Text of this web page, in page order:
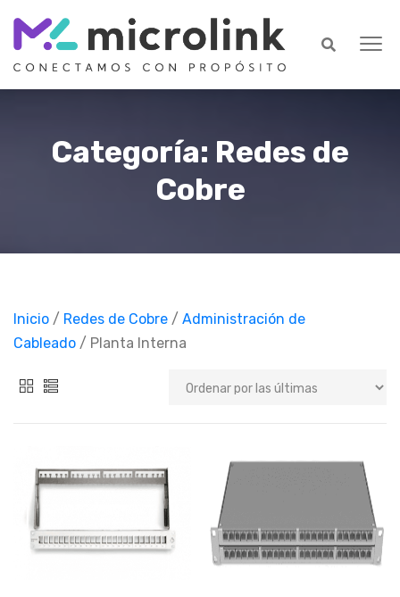
Categoría: Redes de
Cobre
Inicio / Redes de Cobre / Administración de
Cableado / Planta Interna